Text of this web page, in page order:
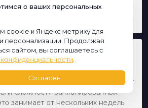
включает общие строительные и
процесс ремонта
варьироваться в зависимости от
и сложности запланированных
занимает от нескольких недель
о ваших персональных
cookie и Яндекс метрику для
персонализации. Продолжая
сайтом, вы соглашаетесь с
Согласен